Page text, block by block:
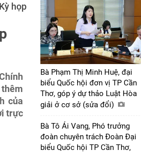
họp
thêm
của
trực
Bà Phạm Thị Minh Huệ, đại
biểu Quốc hội đơn vị TP Cần
Thơ, góp ý dự thảo Luật Hòa
giải ở cơ sở (sửa đổi)
Bà Tô Ái Vang, Phó trưởng
đoàn chuyên trách Đoàn Đại
biểu Quốc hội TP Cần Thơ,